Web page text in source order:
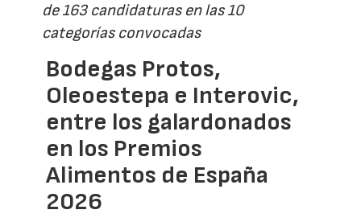
de 163 candidaturas en las 10
categorías convocadas
Bodegas Protos,
Oleoestepa e Interovic,
entre los galardonados
en los Premios
Alimentos de España
2026